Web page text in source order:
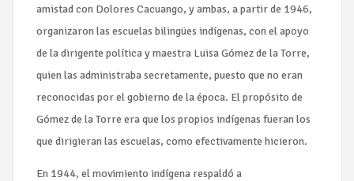
amistad con Dolores Cacuango, y ambas, a partir de 1946,
organizaron las escuelas bilingües indígenas, con el apoyo
de la dirigente política y maestra Luisa Gómez de la Torre,
quien las administraba secretamente, puesto que no eran
reconocidas por el gobierno de la época. El propósito de
Gómez de la Torre era que los propios indígenas fueran los
que dirigieran las escuelas, como efectivamente hicieron.
En 1944, el movimiento indígena respaldó a